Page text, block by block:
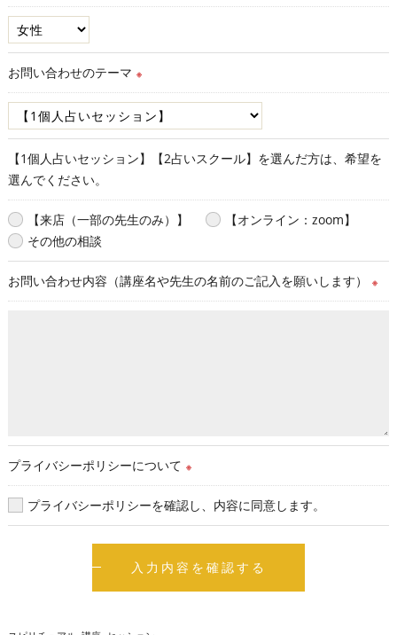
お問い合わせのテーマ ※
【1個人占いセッション】【2占いスクール】を選んだ方は、希望を
選んでください。
【来店（一部の先生のみ）】
【オンライン：zoom】
その他の相談
お問い合わせ内容（講座名や先生の名前のご記入を願いします） ※
プライバシーポリシーについて ※
プライバシーポリシーを確認し、内容に同意します。